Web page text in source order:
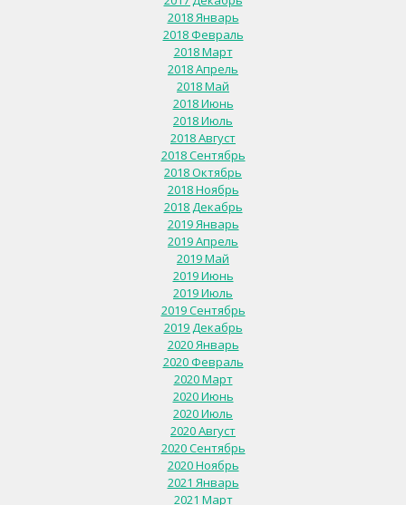
2018 Январь
2018 Февраль
2018 Март
2018 Апрель
2018 Май
2018 Июнь
2018 Июль
2018 Август
2018 Сентябрь
2018 Октябрь
2018 Ноябрь
2018 Декабрь
2019 Январь
2019 Апрель
2019 Май
2019 Июнь
2019 Июль
2019 Сентябрь
2019 Декабрь
2020 Январь
2020 Февраль
2020 Март
2020 Июнь
2020 Июль
2020 Август
2020 Сентябрь
2020 Ноябрь
2021 Январь
2021 Март